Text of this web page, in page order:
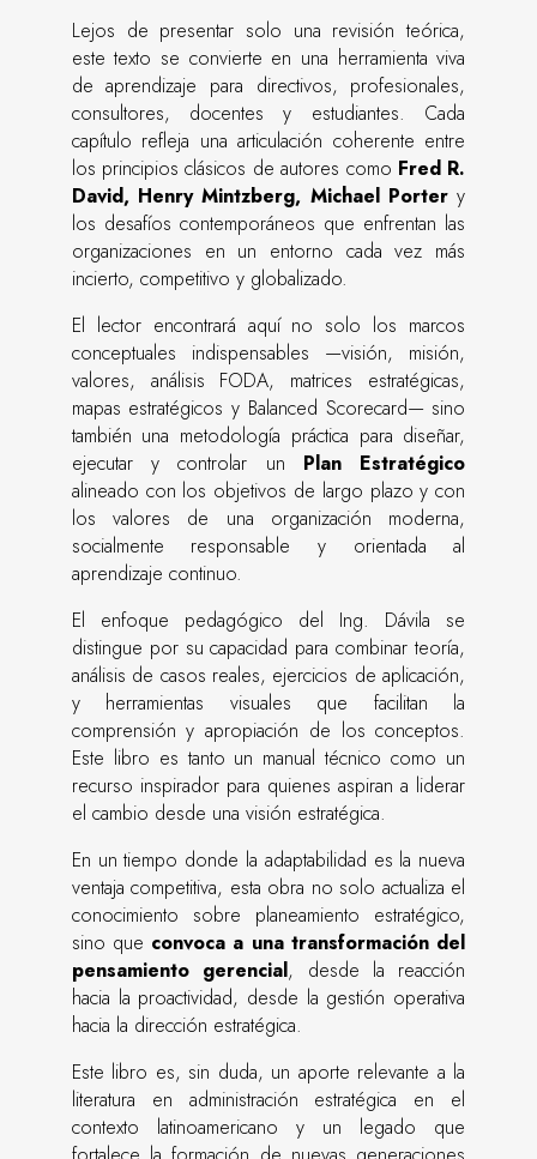
Lejos de presentar solo una revisión teórica,
este texto se convierte en una herramienta viva
de aprendizaje para directivos, profesionales,
consultores, docentes y estudiantes. Cada
capítulo refleja una articulación coherente entre
los principios clásicos de autores como Fred R.
David, Henry Mintzberg, Michael Portery
los desafíos contemporáneos que enfrentan las
organizaciones en un entorno cada vez más
incierto, competitivo y globalizado.
El lector encontrará aquí no solo los marcos
conceptuales indispensables —visión, misión,
valores, análisis FODA, matrices estratégicas,
mapas estratégicos y Balanced Scorecard— sino
también una metodología práctica para diseñar,
ejecutar y controlar un Plan Estratégico
alineado con los objetivos de largo plazo y con
los valores de una organización moderna,
socialmente responsable y orientada al
aprendizaje continuo.
El enfoque pedagógico del Ing. Dávila se
distingue por su capacidad para combinar teoría,
análisis de casos reales, ejercicios de aplicación,
y herramientas visuales que facilitan la
comprensión y apropiación de los conceptos.
Este libro es tanto un manual técnico como un
recurso inspirador para quienes aspiran a liderar
el cambio desde una visión estratégica.
En un tiempo donde la adaptabilidad es la nueva
ventaja competitiva, esta obra no solo actualiza el
conocimiento sobre planeamiento estratégico,
sino que convoca a una transformación del
pensamiento gerencial, desde la reacción
hacia la proactividad, desde la gestión operativa
hacia la dirección estratégica.
Este libro es, sin duda, un aporte relevante a la
literatura en administración estratégica en el
contexto latinoamericano y un legado que